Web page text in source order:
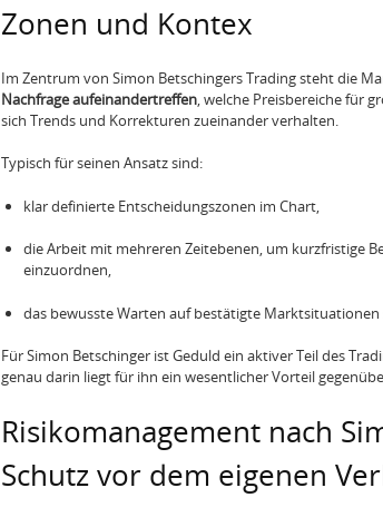
Zonen und Kontex
Im Zentrum von Simon Betschingers Trading steht die
Nachfrage aufeinandertreffen , welche Preisbereiche für
sich Trends und Korrekturen zueinander verhalten.
Typisch für seinen Ansatz sind:
klar definierte Entscheidungszonen im Chart,
die Arbeit mit mehreren Zeitebenen, um kurzfristige
einzuordnen,
das bewusste Warten auf bestätigte
Für Simon Betschinger ist Geduld ein aktiver Teil des
genau darin liegt für ihn ein wesentlicher Vorteil
Risikomanagement nach
Schutz vor dem eigenen